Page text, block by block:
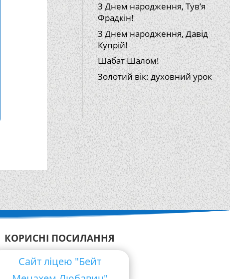
З Днем народження, Тув’я
Фрадкін!
З Днем народження, Давід
Купрій!
Шабат Шалом!
Золотий вік: духовний урок
КОРИСНІ ПОСИЛАННЯ
Сайт ліцею "Бейт